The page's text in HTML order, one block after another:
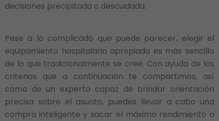
decisiones precipitada o descuidada.
Pese a lo complicado que puede parecer, elegir el
equipamiento hospitalario apropiado es más sencillo
de lo que tradicionalmente se cree. Con ayuda de los
criterios que a continuación te compartimos, así
como de un experto capaz de brindar orientación
precisa sobre el asunto, puedes llevar a cabo una
compra inteligente y sacar el máximo rendimiento a